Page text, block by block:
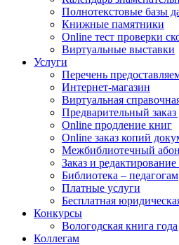
Полнотекстовые базы
Книжные памятники
Online тест проверки
Виртуальные выставки
Услуги
Перечень
Интернет-магазин
Виртуальная
Предварительный заказ
Online продление книг
Online заказ копий
Межбиблиотечный
Заказ и
Библиотека – педагогам
Платные услуги
Бесплатная
Конкурсы
Вологодская книга года
Коллегам